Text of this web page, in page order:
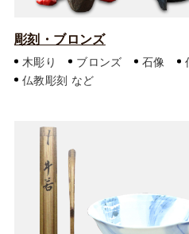
彫刻・ブロンズ
木彫り ブロンズ 石像
仏教彫刻